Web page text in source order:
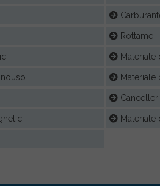
Rottame
Materiale
Materiale
Materiale